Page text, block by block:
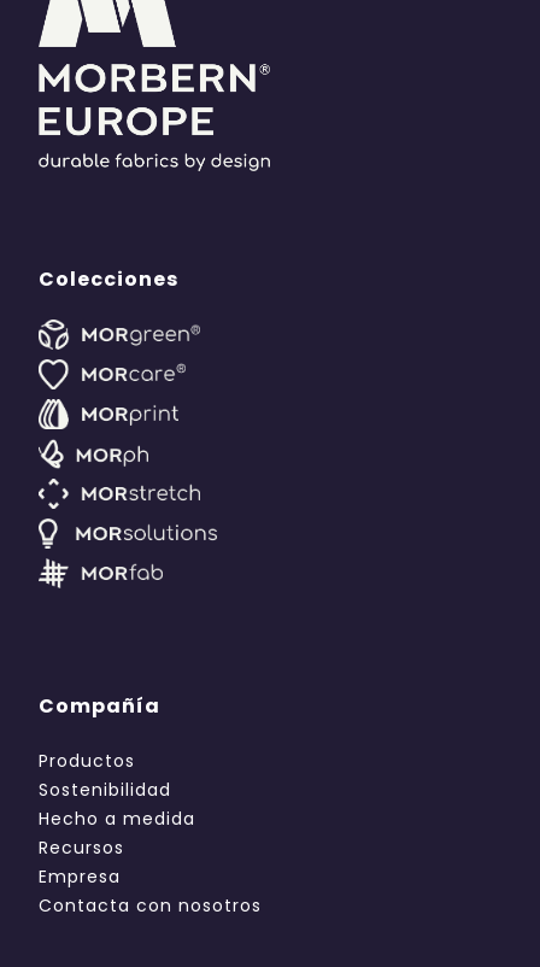
Colecciones
Compañía
Productos
Sostenibilidad
Hecho a medida
Recursos
Empresa
Contacta con nosotros